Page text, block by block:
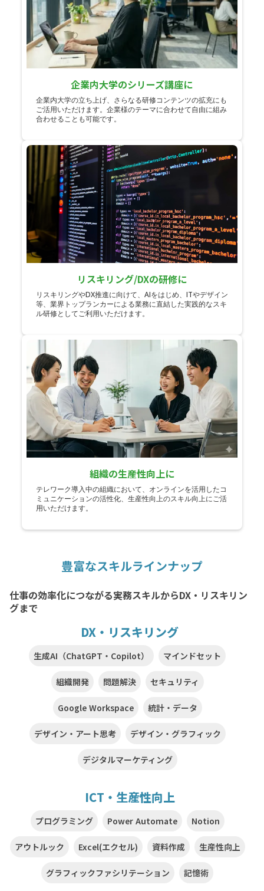
企業内大学のシリーズ講座に
企業内大学の立ち上げ、さらなる研修コンテンツの拡充にも
ご活用いただけます。企業様のテーマに合わせて自由に組み
合わせることも可能です。
リスキリング/DXの研修に
リスキリングやDX推進に向けて、AIをはじめ、ITやデザイン
等、業界トップランカーによる業務に直結した実践的なスキ
ル研修としてご利用いただけます。
組織の生産性向上に
テレワーク導入中の組織において、オンラインを活用したコ
ミュニケーションの活性化、生産性向上のスキル向上にご活
用いただけます。
豊富なスキルラインナップ
仕事の効率化につながる実務スキルからDX・リスキリン
グまで
DX・リスキリング
生成AI（ChatGPT・Copilot） マインドセット
組織開発 問題解決 セキュリティ
Google Workspace 統計・データ
デザイン・アート思考 デザイン・グラフィック
デジタルマーケティング
ICT・生産性向上
プログラミング Power Automate Notion
アウトルック Excel(エクセル) 資料作成 生産性向上
グラフィックファシリテーション 記憶術